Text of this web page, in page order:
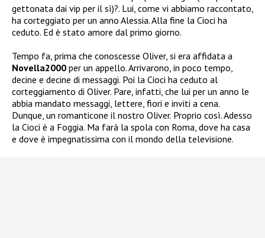
gettonata dai vip per il sì)?. Lui, come vi abbiamo raccontato,
ha corteggiato per un anno Alessia. Alla fine la Cioci ha
ceduto. Ed è stato amore dal primo giorno.
Tempo fa, prima che conoscesse Oliver, si era affidata a
Novella2000 per un appello. Arrivarono, in poco tempo,
decine e decine di messaggi. Poi la Cioci ha ceduto al
corteggiamento di Oliver. Pare, infatti, che lui per un anno le
abbia mandato messaggi, lettere, fiori e inviti a cena.
Dunque, un romanticone il nostro Oliver. Proprio così. Adesso
la Cioci è a Foggia. Ma farà la spola con Roma, dove ha casa
e dove è impegnatissima con il mondo della televisione.